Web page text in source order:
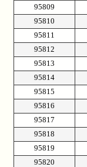
95809
95810
95811
95812
95813
95814
95815
95816
95817
95818
95819
95820